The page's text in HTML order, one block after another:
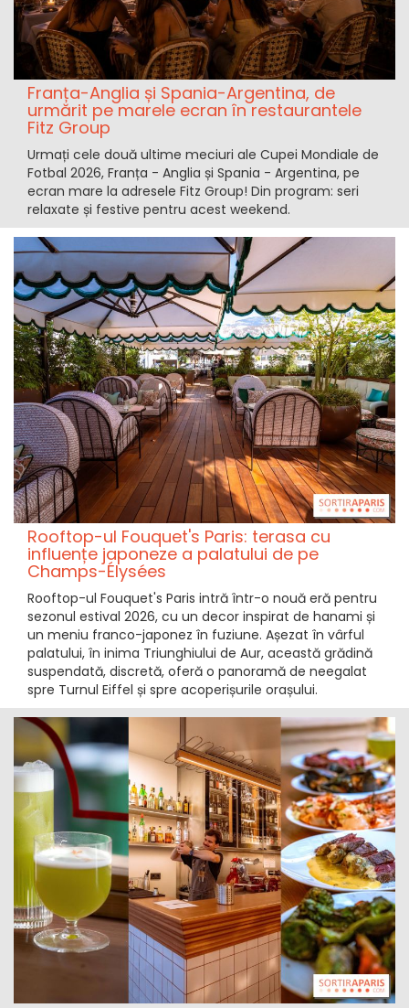
Franța-Anglia și Spania-Argentina, de
urmărit pe marele ecran în restaurantele
Fitz Group
Urmați cele două ultime meciuri ale Cupei Mondiale de
Fotbal 2026, Franța - Anglia și Spania - Argentina, pe
ecran mare la adresele Fitz Group! Din program: seri
relaxate și festive pentru acest weekend.
Rooftop-ul Fouquet's Paris: terasa cu
influențe japoneze a palatului de pe
Champs-Élysées
Rooftop-ul Fouquet's Paris intră într-o nouă eră pentru
sezonul estival 2026, cu un decor inspirat de hanami și
un meniu franco-japonez în fuziune. Așezat în vârful
palatului, în inima Triunghiului de Aur, această grădină
suspendată, discretă, oferă o panoramă de neegalat
spre Turnul Eiffel și spre acoperișurile orașului.